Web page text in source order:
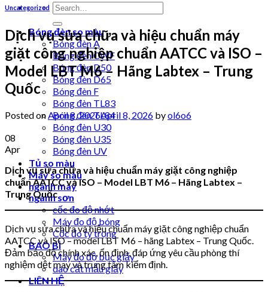
Bóng đèn so màu
Bóng đèn A
Bóng đèn CWF
Bóng đèn D50
Bóng đèn D65
Bóng đèn F
Bóng đèn TL83
Bóng đèn TL84
Bóng đèn U30
Bóng đèn U35
Bóng đèn UV
Tủ so màu
Máy so màu
ngành may
ngành sơn
cốc đo độ nhớt
Máy đo độ bóng
Cốc đo tỷ trọng
BAO BÌ
Máy đo độ bục giấy
dao cắt mẫu giấy
LIÊN HỆ
Uncategorized
Dịch vụ sửa chữa và hiệu chuẩn máy
giặt công nghiệp chuẩn AATCC và ISO –
Model LBT M6 – Hãng Labtex – Trung
Quốc
Posted onApril 8, 2026April 8, 2026 byol6o6
08
Apr
Dịch vụ sửa chữa và hiệu chuẩn máy giặt công nghiệp
chuẩn AATCC và ISO – Model LBT M6 – Hãng Labtex –
Trung Quốc
Dịch vụ sửa chữa và hiệu chuẩn máy giặt công nghiệp chuẩn
AATCC và ISO – model LBT M6 – hãng Labtex – Trung Quốc.
Đảm bảo độ chính xác, ổn định, đáp ứng yêu cầu phòng thí
nghiệm dệt may và trung tâm kiểm định.